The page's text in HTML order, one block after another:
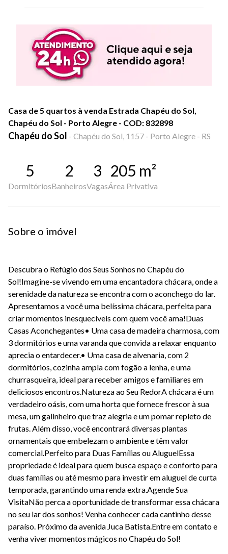
Casa de 5 quartos à venda Estrada Chapéu do Sol,
Chapéu do Sol - Porto Alegre - COD: 832898
Chapéu do Sol - Chapéu do Sol, 1157 - Porto Alegre - RS
5
Dormitórios
2
Banheiros
3
Vagas
205 m²
Área Privativa
Sobre o imóvel
Descubra o Refúgio dos Seus Sonhos no Chapéu do
Sol!Imagine-se vivendo em uma encantadora chácara, onde a
serenidade da natureza se encontra com o aconchego do lar.
Apresentamos a você uma belíssima chácara, perfeita para
criar momentos inesquecíveis com quem você ama!Duas
Casas Aconchegantes• Uma casa de madeira charmosa, com
3 dormitórios e uma varanda que convida a relaxar enquanto
aprecia o entardecer.• Uma casa de alvenaria, com 2
dormitórios, cozinha ampla com fogão a lenha, e uma
churrasqueira, ideal para receber amigos e familiares em
deliciosos encontros.Natureza ao Seu RedorA chácara é um
verdadeiro oásis, com uma horta que fornece frescor à sua
mesa, um galinheiro que traz alegria e um pomar repleto de
frutas. Além disso, você encontrará diversas plantas
ornamentais que embelezam o ambiente e têm valor
comercial.Perfeito para Duas Famílias ou AluguelEssa
propriedade é ideal para quem busca espaço e conforto para
duas famílias ou até mesmo para investir em aluguel de curta
temporada, garantindo uma renda extra.Agende Sua
VisitaNão perca a oportunidade de transformar essa chácara
no seu lar dos sonhos! Venha conhecer cada cantinho desse
paraíso. Próximo da avenida Juca Batista.Entre em contato e
venha viver momentos mágicos no Chapéu do Sol!